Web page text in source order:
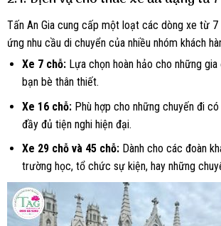
Tấn An Gia cung cấp một loạt các dòng xe từ 7
ứng nhu cầu di chuyển của nhiều nhóm khách
Xe 7 chỗ:Lựa chọn hoàn hảo cho những gia
bạn bè thân thiết.
Xe 16 chỗ:Phù hợp cho những chuyến đi
đầy đủ tiện nghi hiện đại.
Xe 29 chỗ và 45 chỗ:Dành cho các đoàn
trường học, tổ chức sự kiện, hay những